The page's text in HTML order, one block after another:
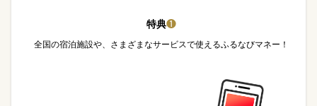
特典❶
全国の宿泊施設や、さまざまなサービスで使えるふるなびマネー！